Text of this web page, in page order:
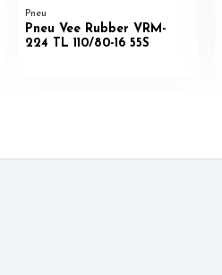
Pneu
Pneu Vee Rubber VRM-
224 TL 110/80-16 55S